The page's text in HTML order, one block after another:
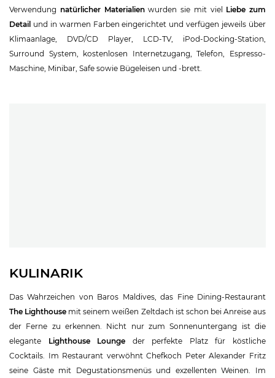
Verwendung natürlicher Materialienwurden sie mit viel Liebe zum
Detail und in warmen Farben eingerichtet und verfügen jeweils über
Klimaanlage, DVD/CD Player, LCD-TV, iPod-Docking-Station,
Surround System, kostenlosen Internetzugang, Telefon, Espresso-
Maschine, Minibar, Safe sowie Bügeleisen und -brett.
KULINARIK
Das Wahrzeichen von Baros Maldives, das Fine Dining-Restaurant
The Lighthouse mit seinem weißen Zeltdach ist schon bei Anreise aus
der Ferne zu erkennen. Nicht nur zum Sonnenuntergang ist die
elegante Lighthouse Lounge der perfekte Platz für köstliche
Cocktails. Im Restaurant verwöhnt Chefkoch Peter Alexander Fritz
seine Gäste mit Degustationsmenüs und exzellenten Weinen. Im